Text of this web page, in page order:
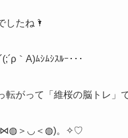
したね🌂
｀A)ﾑｼﾑｼｽﾙｰ･･･
がって「維桜の脳トレ」
(⋈◍＞◡＜◍)。✧♡